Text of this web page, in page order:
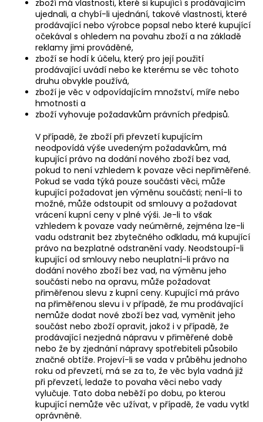
zboží má vlastnosti, které si kupující s prodávajícím
ujednali, a chybí-li ujednání, takové vlastnosti, které
prodávající nebo výrobce popsal nebo které kupující
očekával s ohledem na povahu zboží a na základě
reklamy jimi prováděné,
zboží se hodí k účelu, který pro její použití
prodávající uvádí nebo ke kterému se věc tohoto
druhu obvykle používá,
zboží je věc v odpovídajícím množství, míře nebo
hmotnosti a
zboží vyhovuje požadavkům právních předpisů.
V případě, že zboží při převzetí kupujícím
neodpovídá výše uvedeným požadavkům, má
kupující právo na dodání nového zboží bez vad,
pokud to není vzhledem k povaze věci nepřiměřené.
Pokud se vada týká pouze součásti věci, může
kupující požadovat jen výměnu součásti; není-li to
možné, může odstoupit od smlouvy a požadovat
vrácení kupní ceny v plné výši. Je-li to však
vzhledem k povaze vady neúměrné, zejména lze-li
vadu odstranit bez zbytečného odkladu, má kupující
právo na bezplatné odstranění vady. Neodstoupí-li
kupující od smlouvy nebo neuplatní-li právo na
dodání nového zboží bez vad, na výměnu jeho
součásti nebo na opravu, může požadovat
přiměřenou slevu z kupní ceny. Kupující má právo
na přiměřenou slevu i v případě, že mu prodávající
nemůže dodat nové zboží bez vad, vyměnit jeho
součást nebo zboží opravit, jakož i v případě, že
prodávající nezjedná nápravu v přiměřené době
nebo že by zjednání nápravy spotřebiteli působilo
značné obtíže. Projeví-li se vada v průběhu jednoho
roku od převzetí, má se za to, že věc byla vadná již
při převzetí, ledaže to povaha věci nebo vady
vylučuje. Tato doba neběží po dobu, po kterou
kupující nemůže věc užívat, v případě, že vadu vytkl
oprávněně.